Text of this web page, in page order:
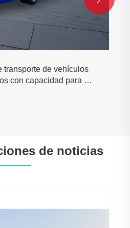
transporte de vehículos
con capacidad para 8
de noticias